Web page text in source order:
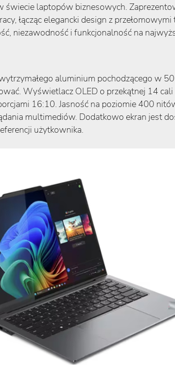
świecie laptopów biznesowych.
łącząc elegancki design z
niezawodność i funkcjonalność na
aluminium pochodzącego w
Wyświetlacz OLED o przekątnej 14
16:10. Jasność na poziomie 400
multimediów. Dodatkowo ekran jest
użytkownika.